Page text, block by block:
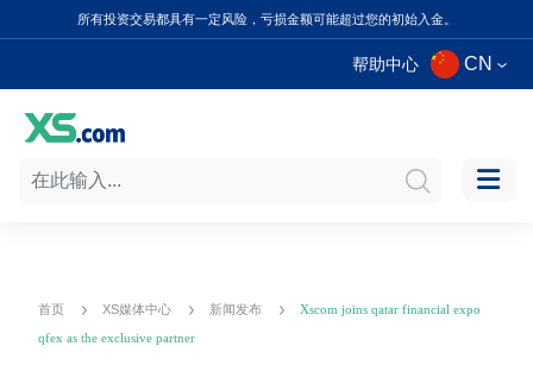
所有投资交易都具有一定风险，亏损金额可能超过您的初始入金。
帮助中心 CN
首页 XS媒体中心 新闻发布
Xscom joins qatar financial expo
qfex as the exclusive partner